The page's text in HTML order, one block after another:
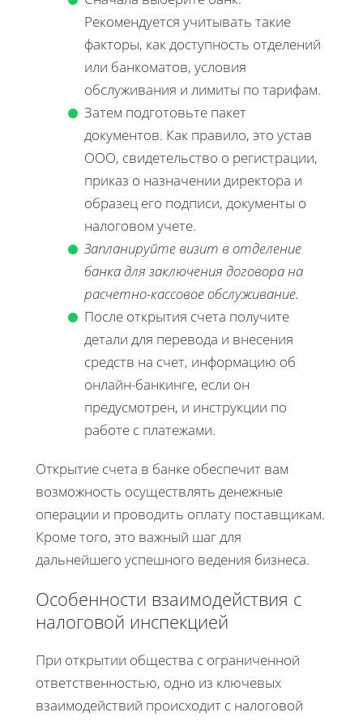
Рекомендуется учитывать такие
факторы, как доступность отделений
или банкоматов, условия
обслуживания и лимиты по тарифам.
Затем подготовьте пакет
документов. Как правило, это устав
ООО, свидетельство о регистрации,
приказ о назначении директора и
образец его подписи, документы о
налоговом учете.
Запланируйте визит в отделение
банка для заключения договора на
расчетно-кассовое обслуживание.
После открытия счета получите
детали для перевода и внесения
средств на счет, информацию об
онлайн-банкинге, если он
предусмотрен, и инструкции по
работе с платежами.
Открытие счета в банке обеспечит вам
возможность осуществлять денежные
операции и проводить оплату поставщикам.
Кроме того, это важный шаг для
дальнейшего успешного ведения бизнеса.
Особенности взаимодействия с
налоговой инспекцией
При открытии общества с ограниченной
ответственностью, одно из ключевых
взаимодействий происходит с налоговой